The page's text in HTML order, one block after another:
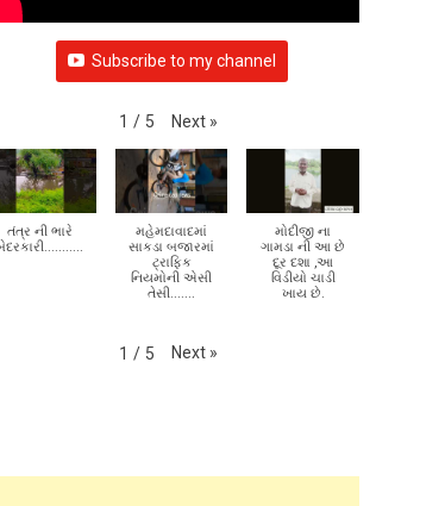
1 / 5 Next»
નિયમોની એસી